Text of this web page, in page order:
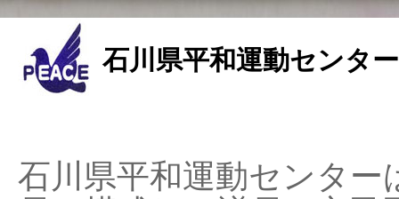
石川県平和運動センタ
石川県平和運動センタ